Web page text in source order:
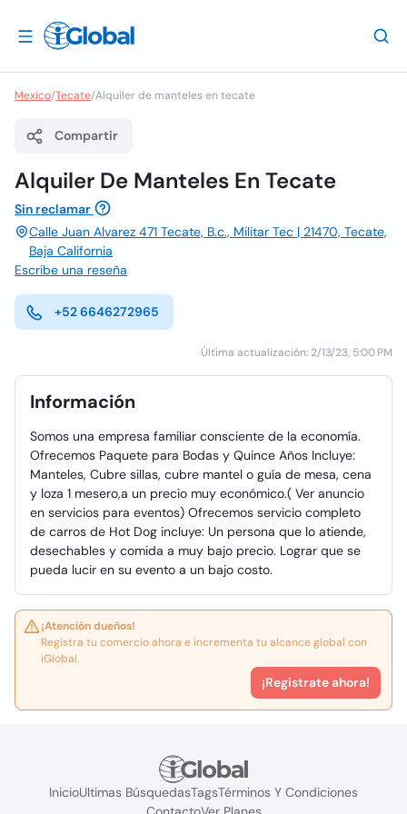
Mexico/Tecate/Alquiler de manteles en tecate
Compartir
Alquiler De Manteles En Tecate
Sin reclamar
Calle Juan Alvarez 471 Tecate, B.c., Militar Tec | 21470, Tecate,
Baja California
Escribe una reseña
+52 6646272965
Última actualización: 2/13/23, 5:00 PM
Información
Somos una empresa familiar consciente de la economía.
Ofrecemos Paquete para Bodas y Quince Años Incluye:
Manteles, Cubre sillas, cubre mantel o guía de mesa, cena
y loza 1 mesero,a un precio muy económico.( Ver anuncio
en servicios para eventos) Ofrecemos servicio completo
de carros de Hot Dog incluye: Un persona que lo atiende,
desechables y comida a muy bajo precio. Lograr que se
pueda lucir en su evento a un bajo costo.
¡Atención dueños!
Registra tu comercio ahora e incrementa tu alcance global con
iGlobal.
¡Registrate ahora!
InicioUltimas BúsquedasTagsTérminos Y Condiciones